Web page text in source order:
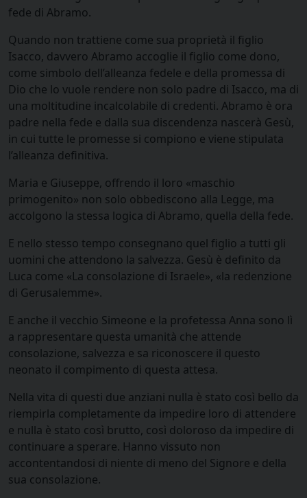
fede di Abramo.
Quando non trattiene come sua proprietà il figlio
Isacco, davvero Abramo accoglie il figlio come dono,
come simbolo dell’alleanza fedele e della promessa di
Dio che lo vuole rendere non solo padre di Isacco, ma di
una moltitudine incalcolabile di credenti. Abramo è ora
padre nella fede e dalla sua discendenza nascerà Gesù,
in cui tutte le promesse si compiono e viene stipulata
l’alleanza definitiva.
Maria e Giuseppe, offrendo il loro «maschio
primogenito» non solo obbediscono alla Legge, ma
accolgono la stessa logica di Abramo, quella della fede.
E nello stesso tempo consegnano quel figlio a tutti gli
uomini che attendono la salvezza. Gesù è definito da
Luca come «La consolazione di Israele», «la redenzione
di Gerusalemme».
E anche il vecchio Simeone e la profetessa Anna sono lì
a rappresentare questa umanità che attende
consolazione, salvezza e sa riconoscere il questo
neonato il compimento di questa attesa.
Nella vita di questi due anziani nulla è stato così bello da
riempirla completamente da impedire loro di attendere
e nulla è stato così brutto, così doloroso da impedire di
continuare a sperare. Hanno vissuto non
accontentandosi di niente di meno del Signore e della
sua consolazione.